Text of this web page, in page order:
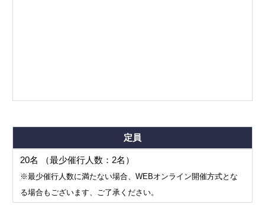
定員
20名 （最少催行人数：2名）
※最少催行人数に満たない場合、WEBオンライン開催方式とな
る場合もございます、ご了承ください。